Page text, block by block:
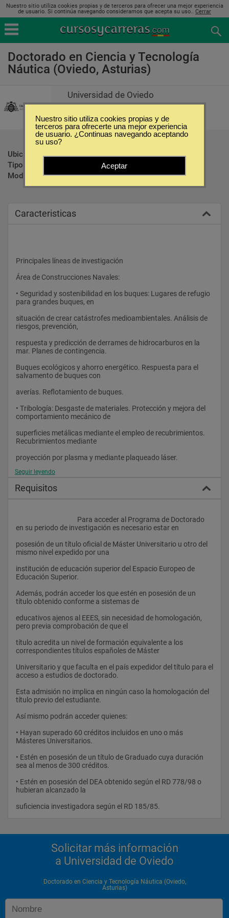
Nuestro sitio utiliza cookies propias y de terceros para ofrecer una mejor experiencia
de usuario. Si continúa navegando consideramos que acepta su uso.. Cerrar
Doctorado en Ciencia y Tecnología
Náutica (Oviedo, Asturias)
Universidad de Oviedo
Ubicación:
Oviedo - Asturias
Tipo:
Doctorados
Modalidad:
Presencial
Caracteristicas
Principales líneas de investigación
Área de Construcciones Navales:
• Seguridad y sostenibilidad en los buques: Lugares de refugio
para grandes buques, en
situación de crear catástrofes medioambientales. Análisis de
riesgos, prevención,
respuesta y predicción de derrames de hidrocarburos en la
mar. Planes de contingencia.
Buques ecológicos y ahorro energético. Respuesta para el
salvamento de buques con
averías. Reflotamiento de buques.
• Tribología: Desgaste de materiales. Protección y mejora del
comportamiento mecánico de
superficies metálicas mediante el empleo de recubrimientos.
Recubrimientos mediante
proyección por plasma y mediante plaqueado láser.
• Resistencia de materiales: Comportamiento no lineal de
Área de Ciencias y Técnicas de la Navegación:
• Astronomía: Determinación de ortos, ocasos y posiciones del
sol a horas determinadas,
para el análisis de accidentes aéreos y terrestres. Orientación
de edificios en busca de la
mayor eficiencia energética.
• Carga y descarga de buques: Análisis de métodos de estiba y
desestiba de buques.
Manejo de mercancías peligrosas.
• Contaminación: Diseño de equipos para evitar la
contaminación por el agua de lastre.
Lucha contra la contaminación marítima por hidrocarburos,
diseño de planes de
actuación.
• Maniobra: Diseño y dirección de pruebas de mar. Obtención
de los parámetros de
maniobrabilidad de buques. Análisis de maniobra de entrada,
atraque, desatraque,
movimientos y salida de buques en los puertos.
• Navegación: Análisis de accidentes de buques: colisiones y
contactos. El factor humano
en los accidentes marítimos. Diseño ergonómico de puentes
de mando.
para cartografía de precisión.
Realización de batimetrías de precisión. Posicionamiento de
estructuras sumergidas.
obtención de causas.
Procedimientos de seguridad a bordo, en buques mercantes y
pesqueros.
Seguir leyendo
Requisitos
en su periodo de investigación es necesario estar en
posesión de un título oficial de Máster Universitario u otro del
mismo nivel expedido por una
institución de educación superior del Espacio Europeo de
Educación Superior.
Además, podrán acceder los que estén en posesión de un
título obtenido conforme a sistemas de
educativos ajenos al EEES, sin necesidad de homologación,
pero previa comprobación de que el
título acredita un nivel de formación equivalente a los
correspondientes títulos españoles de Máster
Universitario y que faculta en el país expedidor del título para el
acceso a estudios de doctorado.
Esta admisión no implica en ningún caso la homologación del
título previo del estudiante.
Así mismo podrán acceder quienes:
• Hayan superado 60 créditos incluidos en uno o más
Másteres Universitarios.
• Estén en posesión de un título de Graduado cuya duración
sea al menos de 300 créditos.
• Estén en posesión del DEA obtenido según el RD 778/98 o
hubieran alcanzado la
suficiencia investigadora según el RD 185/85.
Solicitar más información
a Universidad de Oviedo
Doctorado en Ciencia y Tecnología Náutica (Oviedo,
Asturias)
Nuestro sitio utiliza cookies propias y de
terceros para ofrecerte una mejor experiencia
de usuario. ¿Continuas navegando aceptando
su uso?
Aceptar